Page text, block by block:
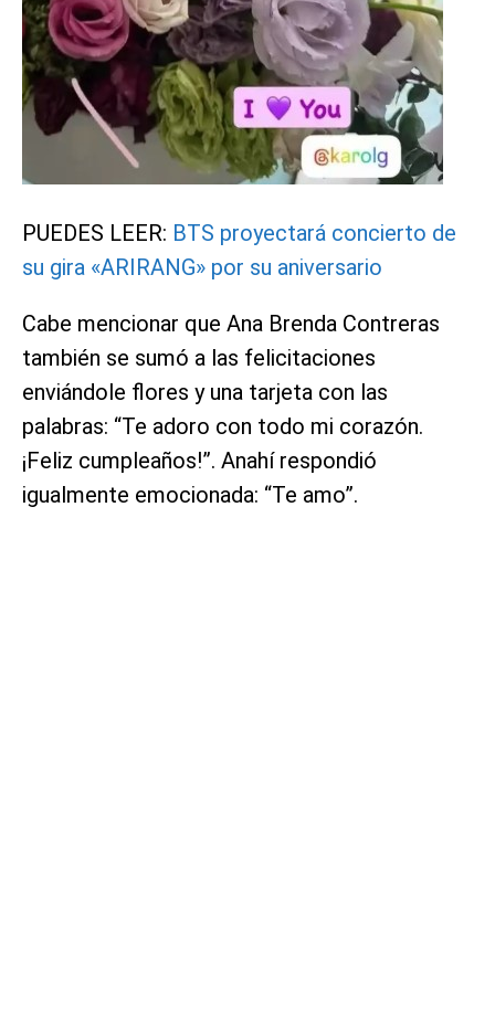
PUEDES LEER: BTS proyectará concierto de
su gira «ARIRANG» por su aniversario
Cabe mencionar que Ana Brenda Contreras
también se sumó a las felicitaciones
enviándole flores y una tarjeta con las
palabras: “Te adoro con todo mi corazón.
¡Feliz cumpleaños!”. Anahí respondió
igualmente emocionada: “Te amo”.